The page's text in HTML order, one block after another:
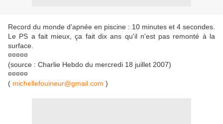
Record du monde d'apnée en piscine : 10 minutes et 4 secondes.
Le PS a fait mieux, ça fait dix ans qu'il n'est pas remonté à la
surface.
¤¤¤¤¤
(source : Charlie Hebdo du mercredi 18 juillet 2007)
¤¤¤¤¤
( michellefouineur@gmail.com )